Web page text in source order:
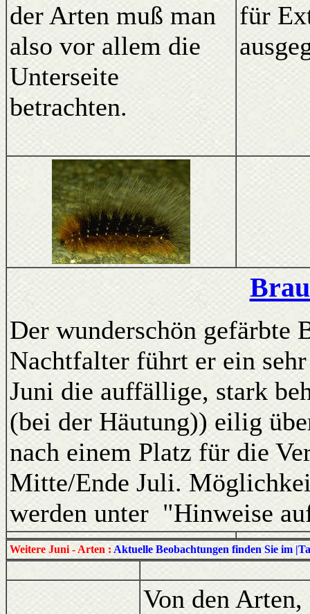
der Arten muß man
also vor allem die
Unterseite
betrachten.
für
Der wunderschön gefärbte
Nachtfalter führt er ein
Juni die auffällige, stark
(bei der Häutung)) eilig
nach einem Platz für die
Mitte/Ende Juli.
werden unter "Hinweise
Weitere Juni - Arten : Aktuelle Beobachtungen finden Sie im
Von den